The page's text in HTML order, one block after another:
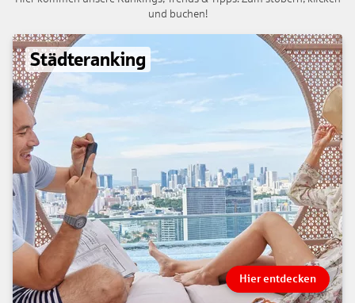
und buchen!
Städteranking
Hier entdecken